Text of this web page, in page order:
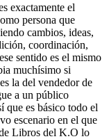
exactamente el
persona que
cambios, ideas,
coordinación,
sentido es el mismo
muchísimo si
la del vendedor de
a un público
que es básico todo el
escenario en el que
Libros del K.O lo